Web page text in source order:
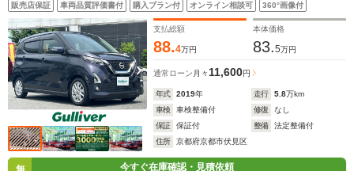
販売店保証 車両品質評価書付 購入プラン付 オンライン相談可 360°画像付
支払総額
88.4万円
本体価格
83.5万円
通常ローン 月々11,600円
年式 2019年 走行 5.8万km
車検
車検整備付 修復
なし
保証
保証付 整備
法定整備付
住所
京都府京都市伏見区
今すぐ在庫確認・見積依頼